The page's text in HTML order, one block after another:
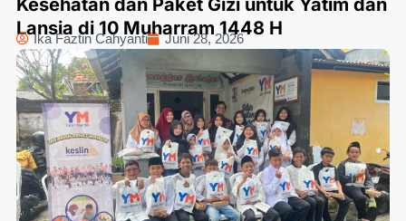
Kesehatan dan Paket Gizi untuk Yatim dan
Lansia di 10 Muharram 1448 H
Ika Faztin Cahyanti Juni 28, 2026